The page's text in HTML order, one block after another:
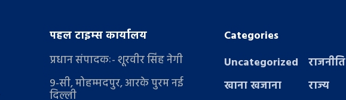
पहल टाइम्स कार्यालय
प्रधान संपादकः- शूरवीर सिंह नेगी
9-सी, मोहम्मदपुर, आरके पुरम नई
दिल्ली
Categories
Uncategorized
खाना खजाना
राजनीति
राज्य